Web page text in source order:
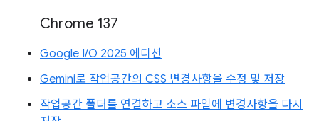
Chrome 137
Google I/O 2025 에디션
Gemini로 작업공간의 CSS 변경사항을 수정 및 저장
작업공간 폴더를 연결하고 소스 파일에 변경사항을 다시